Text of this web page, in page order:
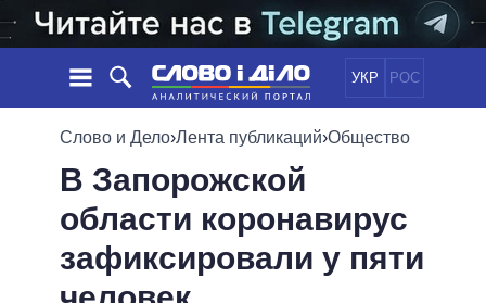
УКР РОС
НОВОСТИ
ЛЕНТА
СОБЫТИЯ
СТАТЬИ
МНЕНИЯ
ПОЛИТИКА
ЭКОНОМИКА
ОБЩЕСТВО
ОБЕЩАНИЯ
ПОЛИТИКИ
ВСЕ ПОЛИТИКИИНФОГРАФИКА
Слово и Дело›Лента публикаций›Общество
В Запорожской
области коронавирус
зафиксировали у пяти